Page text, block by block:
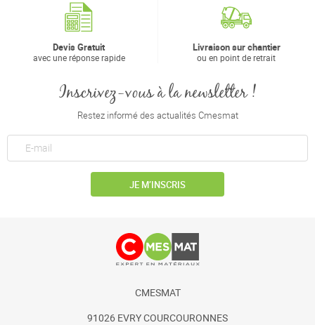
Devis Gratuit
avec une réponse rapide
Livraison sur chantier
ou en point de retrait
Inscrivez-vous à la newsletter !
Restez informé des actualités Cmesmat
JE M’INSCRIS
CMESMAT
91026 EVRY COURCOURONNES